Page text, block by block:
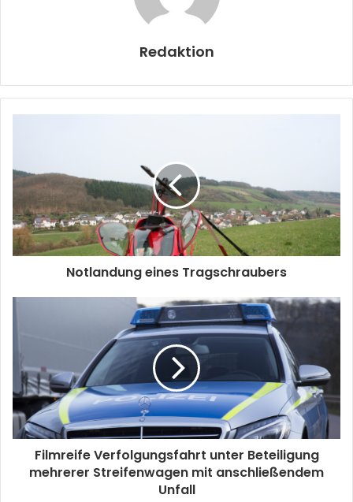
Redaktion
Notlandung eines Tragschraubers
Filmreife Verfolgungsfahrt unter Beteiligung
mehrerer Streifenwagen mit anschließendem
Unfall